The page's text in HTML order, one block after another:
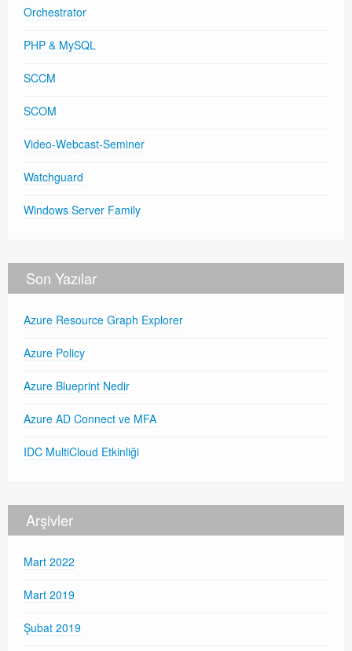
Orchestrator
PHP & MySQL
SCCM
SCOM
Video-Webcast-Seminer
Watchguard
Windows Server Family
Son Yazılar
Azure Resource Graph Explorer
Azure Policy
Azure Blueprint Nedir
Azure AD Connect ve MFA
IDC MultiCloud Etkinliği
Arşivler
Mart 2022
Mart 2019
Şubat 2019